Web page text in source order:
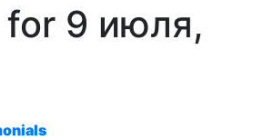
9 июля,